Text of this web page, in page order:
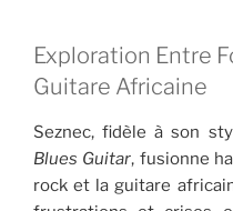
Exploration Entre
Guitare Africaine
Seznec, fidèle à son
Blues Guitar, fusionne
rock et la guitare